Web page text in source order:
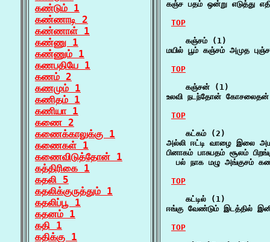
கண்டும் 1
கண்ணாடி 2
கண்ணாள் 1
கண்ணு 1
கண்ணும் 1
கணபதியே 1
கணம் 2
கணமும் 1
கணிதம் 1
கணியா 1
கணை 2
கணைக்காலுக்கு 1
கணைகள் 1
கணைவிடுத்தோன் 1
கத்திரிகை 1
கதலி 5
கதலிக்குருத்தும் 1
கதலிப்பூ 1
கதனம் 1
கதி 1
கதிக்கு 1
கஞ்ச பதம் ஒன்று எடுத்து
TOP
    கஞ்சம் (1)
மயில் பூம் கஞ்சம் அமுத
TOP
    கஞ்சன் (1)
உலவி நடந்தோன்
TOP
    கட்கம் (2)
அல்லி ஈட்டி வாழை இலை
பினாகம் பாசுபதம் சூலம்
பல் நாக மழு அங்குசம்
TOP
    கட்டில் (1)
ஈங்கு வேண்டும் இடத்தில்
TOP